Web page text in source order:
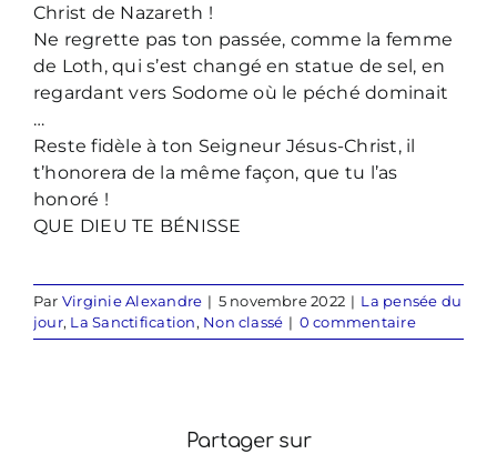
Christ de Nazareth !
Ne regrette pas ton passée, comme la femme
de Loth, qui s’est changé en statue de sel, en
regardant vers Sodome où le péché dominait
…
Reste fidèle à ton Seigneur Jésus-Christ, il
t’honorera de la même façon, que tu l’as
honoré !
QUE DIEU TE BÉNISSE
Par Virginie Alexandre | 5 novembre 2022 | La pensée du
jour, La Sanctification, Non classé | 0 commentaire
Partager sur